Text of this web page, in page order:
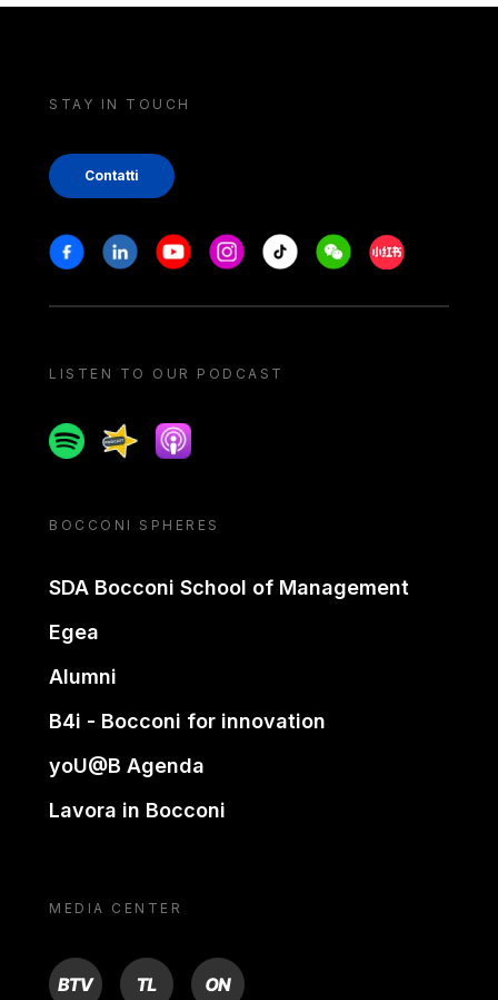
STAY IN TOUCH
Contatti
Stay in touch
FacebookLinkedinYoutubeInstagram
Tiktok WeechatXiaohongshu/
LISTEN TO OUR PODCAST
SpotifySpreakerApple podcast
BOCCONI SPHERES
SDA Bocconi School of Management
Egea
Alumni
B4i - Bocconi for innovation
yoU@B Agenda
Lavora in Bocconi
MEDIA CENTER
BTV TL ON